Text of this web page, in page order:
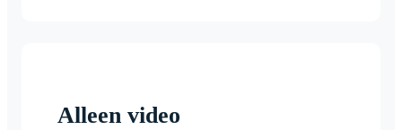
Alleen video